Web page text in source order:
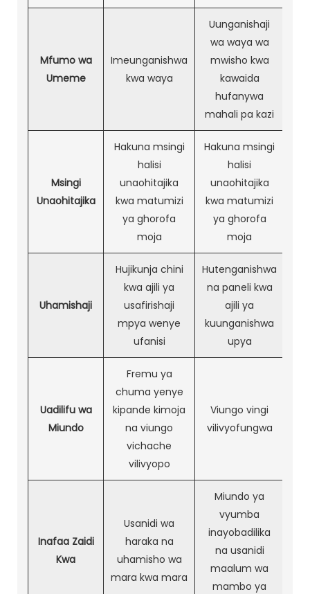
Mfumo wa
Umeme
Imeunganishwa
kwa waya
Uunganishaji
wa waya wa
mwisho kwa
kawaida
hufanywa
mahali pa kazi
Msingi
Unaohitajika
Hakuna msingi
halisi
unaohitajika
kwa matumizi
ya ghorofa
moja
Hakuna msingi
halisi
unaohitajika
kwa matumizi
ya ghorofa
moja
Uhamishaji
Hujikunja chini
kwa ajili ya
usafirishaji
mpya wenye
ufanisi
Hutenganishwa
na paneli kwa
ajili ya
kuunganishwa
upya
Uadilifu wa
Miundo
Fremu ya
chuma yenye
kipande kimoja
na viungo
vichache
vilivyopo
Viungo vingi
vilivyofungwa
Inafaa Zaidi
Kwa
Usanidi wa
haraka na
uhamisho wa
mara kwa mara
Miundo ya
vyumba
inayobadilika
na usanidi
maalum wa
mambo ya